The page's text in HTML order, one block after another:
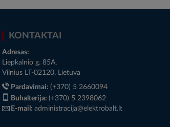
KONTAKTAI
Adresas:
Liepkalnio g. 85A,
Vilnius LT-02120, Lietuva
Pardavimai: (+370) 5 2660094
Buhalterija: (+370) 5 2398062
E-mail: administracija@elektrobalt.lt